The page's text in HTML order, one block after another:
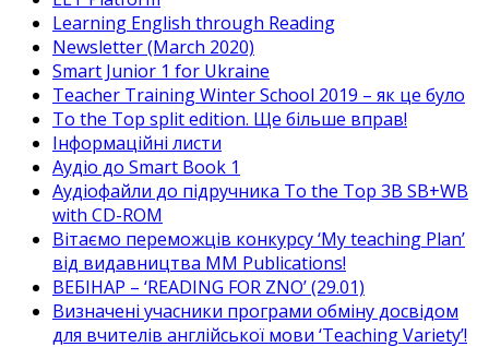
Learning English through Reading
Newsletter (March 2020)
Smart Junior 1 for Ukraine
Teacher Training Winter School 2019 – як це було
To the Top split edition. Ще більше вправ!
Інформаційні листи
Аудіо до Smart Book 1
Аудіофайли до підручника To the Top 3B SB+WB
with CD-ROM
Вітаємо переможців конкурсу ‘My teaching Plan’
від видавництва MM Publications!
ВЕБІНАР – ‘READING FOR ZNO’ (29.01)
Визначені учасники програми обміну досвідом
для вчителів англійської мови ‘Teaching Variety’!